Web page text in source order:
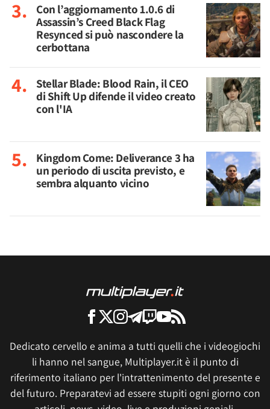
Con l’aggiornamento 1.0.6 di
Assassin’s Creed Black Flag
Resynced si può nascondere la
cerbottana
Stellar Blade: Blood Rain, il CEO
di Shift Up difende il video creato
con l'IA
Kingdom Come: Deliverance 3 ha
un periodo di uscita previsto, e
sembra alquanto vicino
Dedicato cervello e anima a tutti quelli che i videogiochi
li hanno nel sangue, Multiplayer.it è il punto di
riferimento italiano per l'intrattenimento del presente e
del futuro. Preparatevi ad essere stupiti ogni giorno con